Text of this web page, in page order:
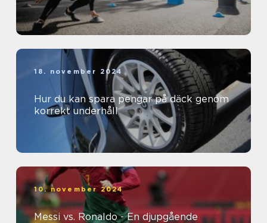
18. november 2024
Hur du kan spara pengar på däck genom
korrekt underhåll
10. november 2024
Messi vs. Ronaldo - En djupgående